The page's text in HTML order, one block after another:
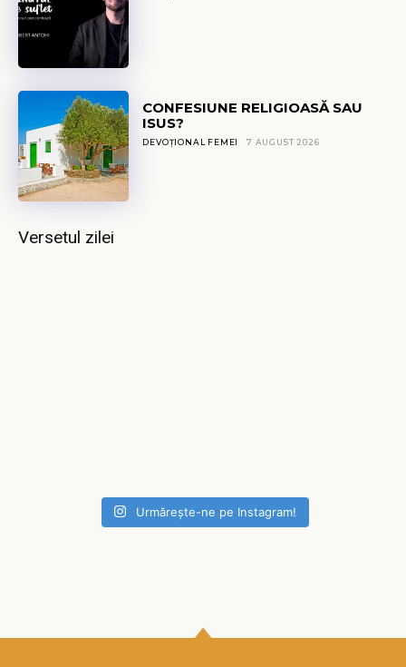
CONFESIUNE RELIGIOASĂ SAU
ISUS?
DEVOȚIONAL FEMEI 7 AUGUST 2026
Versetul zilei
Urmărește-ne pe Instagram!